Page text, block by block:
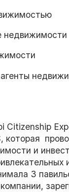
недвижимости
Citizenship
которая
и
3